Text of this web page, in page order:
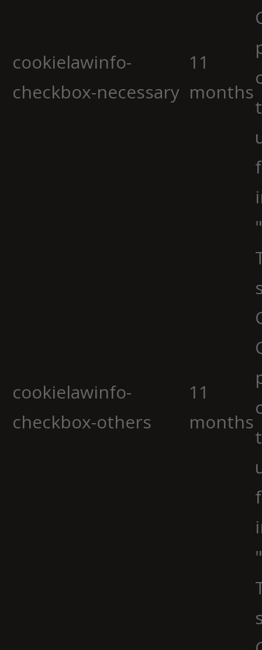
cookielawinfo-
checkbox-necessary
11
months
cookielawinfo-
checkbox-others
11
months